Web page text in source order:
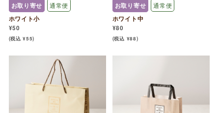
お取り寄せ 通常便
ホワイト小
¥50
(税込 ¥55)
お取り寄せ 通常便
ホワイト中
¥80
(税込 ¥88)